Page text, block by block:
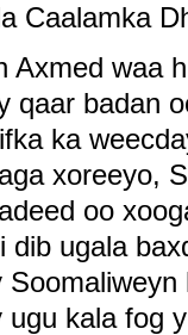
Caalamka
Axmed waa
qaar badan
ka
xoreeyo,
oo
dib ugala
kala fog